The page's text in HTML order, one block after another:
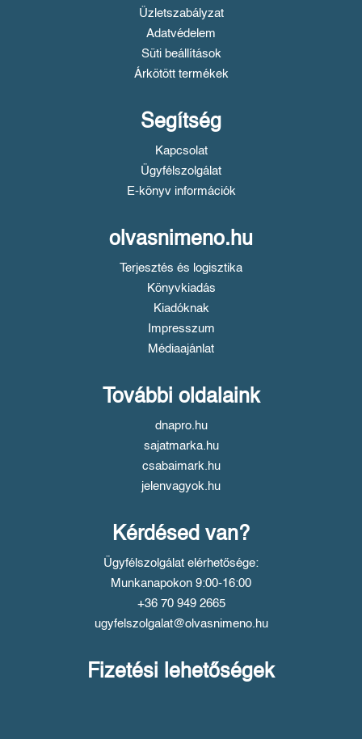
Üzletszabályzat
Adatvédelem
Süti beállítások
Árkötött termékek
Segítség
Kapcsolat
Ügyfélszolgálat
E-könyv információk
olvasnimeno.hu
Terjesztés és logisztika
Könyvkiadás
Kiadóknak
Impresszum
Médiaajánlat
További oldalaink
dnapro.hu
sajatmarka.hu
csabaimark.hu
jelenvagyok.hu
Kérdésed van?
Ügyfélszolgálat elérhetősége:
Munkanapokon 9:00-16:00
+36 70 949 2665
ugyfelszolgalat@olvasnimeno.hu
Fizetési lehetőségek